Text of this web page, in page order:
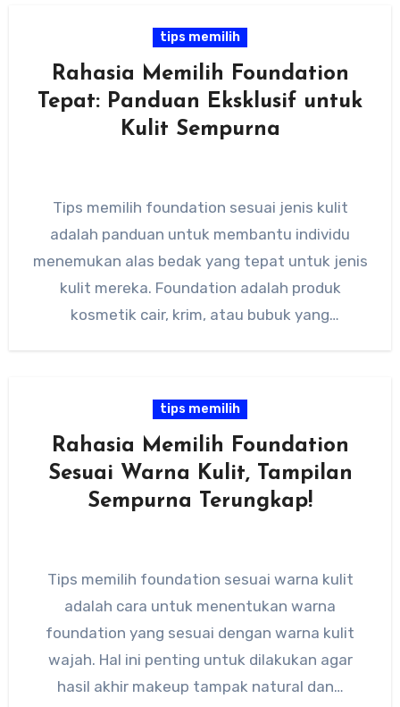
tips memilih
Rahasia Memilih Foundation
Tepat: Panduan Eksklusif untuk
Kulit Sempurna
Tips memilih foundation sesuai jenis kulit
adalah panduan untuk membantu individu
menemukan alas bedak yang tepat untuk jenis
kulit mereka. Foundation adalah produk
kosmetik cair, krim, atau bubuk yang
tips memilih
Rahasia Memilih Foundation
Sesuai Warna Kulit, Tampilan
Sempurna Terungkap!
Tips memilih foundation sesuai warna kulit
adalah cara untuk menentukan warna
foundation yang sesuai dengan warna kulit
wajah. Hal ini penting untuk dilakukan agar
hasil akhir makeup tampak natural dan…